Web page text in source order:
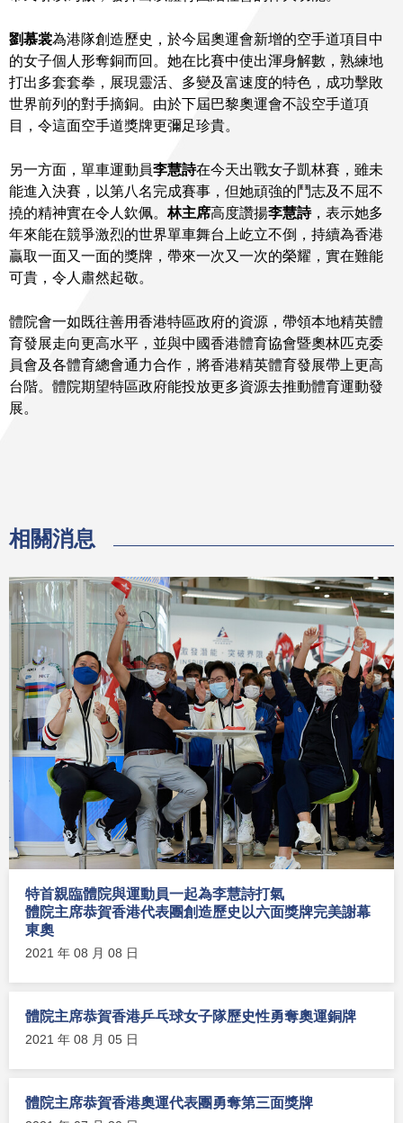
劉慕裳為港隊創造歷史，於今屆奧運會新增的空手道項目中
的女子個人形奪銅而回。她在比賽中使出渾身解數，熟練地
打出多套套拳，展現靈活、多變及富速度的特色，成功擊敗
世界前列的對手摘銅。由於下屆巴黎奧運會不設空手道項
目，令這面空手道獎牌更彌足珍貴。
另一方面，單車運動員李慧詩在今天出戰女子凱林賽，雖未
能進入決賽，以第八名完成賽事，但她頑強的鬥志及不屈不
撓的精神實在令人欽佩。林主席高度讚揚李慧詩，表示她多
年來能在競爭激烈的世界單車舞台上屹立不倒，持續為香港
贏取一面又一面的獎牌，帶來一次又一次的榮耀，實在難能
可貴，令人肅然起敬。
體院會一如既往善用香港特區政府的資源，帶領本地精英體
育發展走向更高水平，並與中國香港體育協會暨奧林匹克委
員會及各體育總會通力合作，將香港精英體育發展帶上更高
台階。體院期望特區政府能投放更多資源去推動體育運動發
展。
相關消息
特首親臨體院與運動員一起為李慧詩打氣
體院主席恭賀香港代表團創造歷史以六面獎牌完美謝幕
東奧
2021 年 08 月 08 日
體院主席恭賀香港乒乓球女子隊歷史性勇奪奧運銅牌
2021 年 08 月 05 日
體院主席恭賀香港奧運代表團勇奪第三面獎牌